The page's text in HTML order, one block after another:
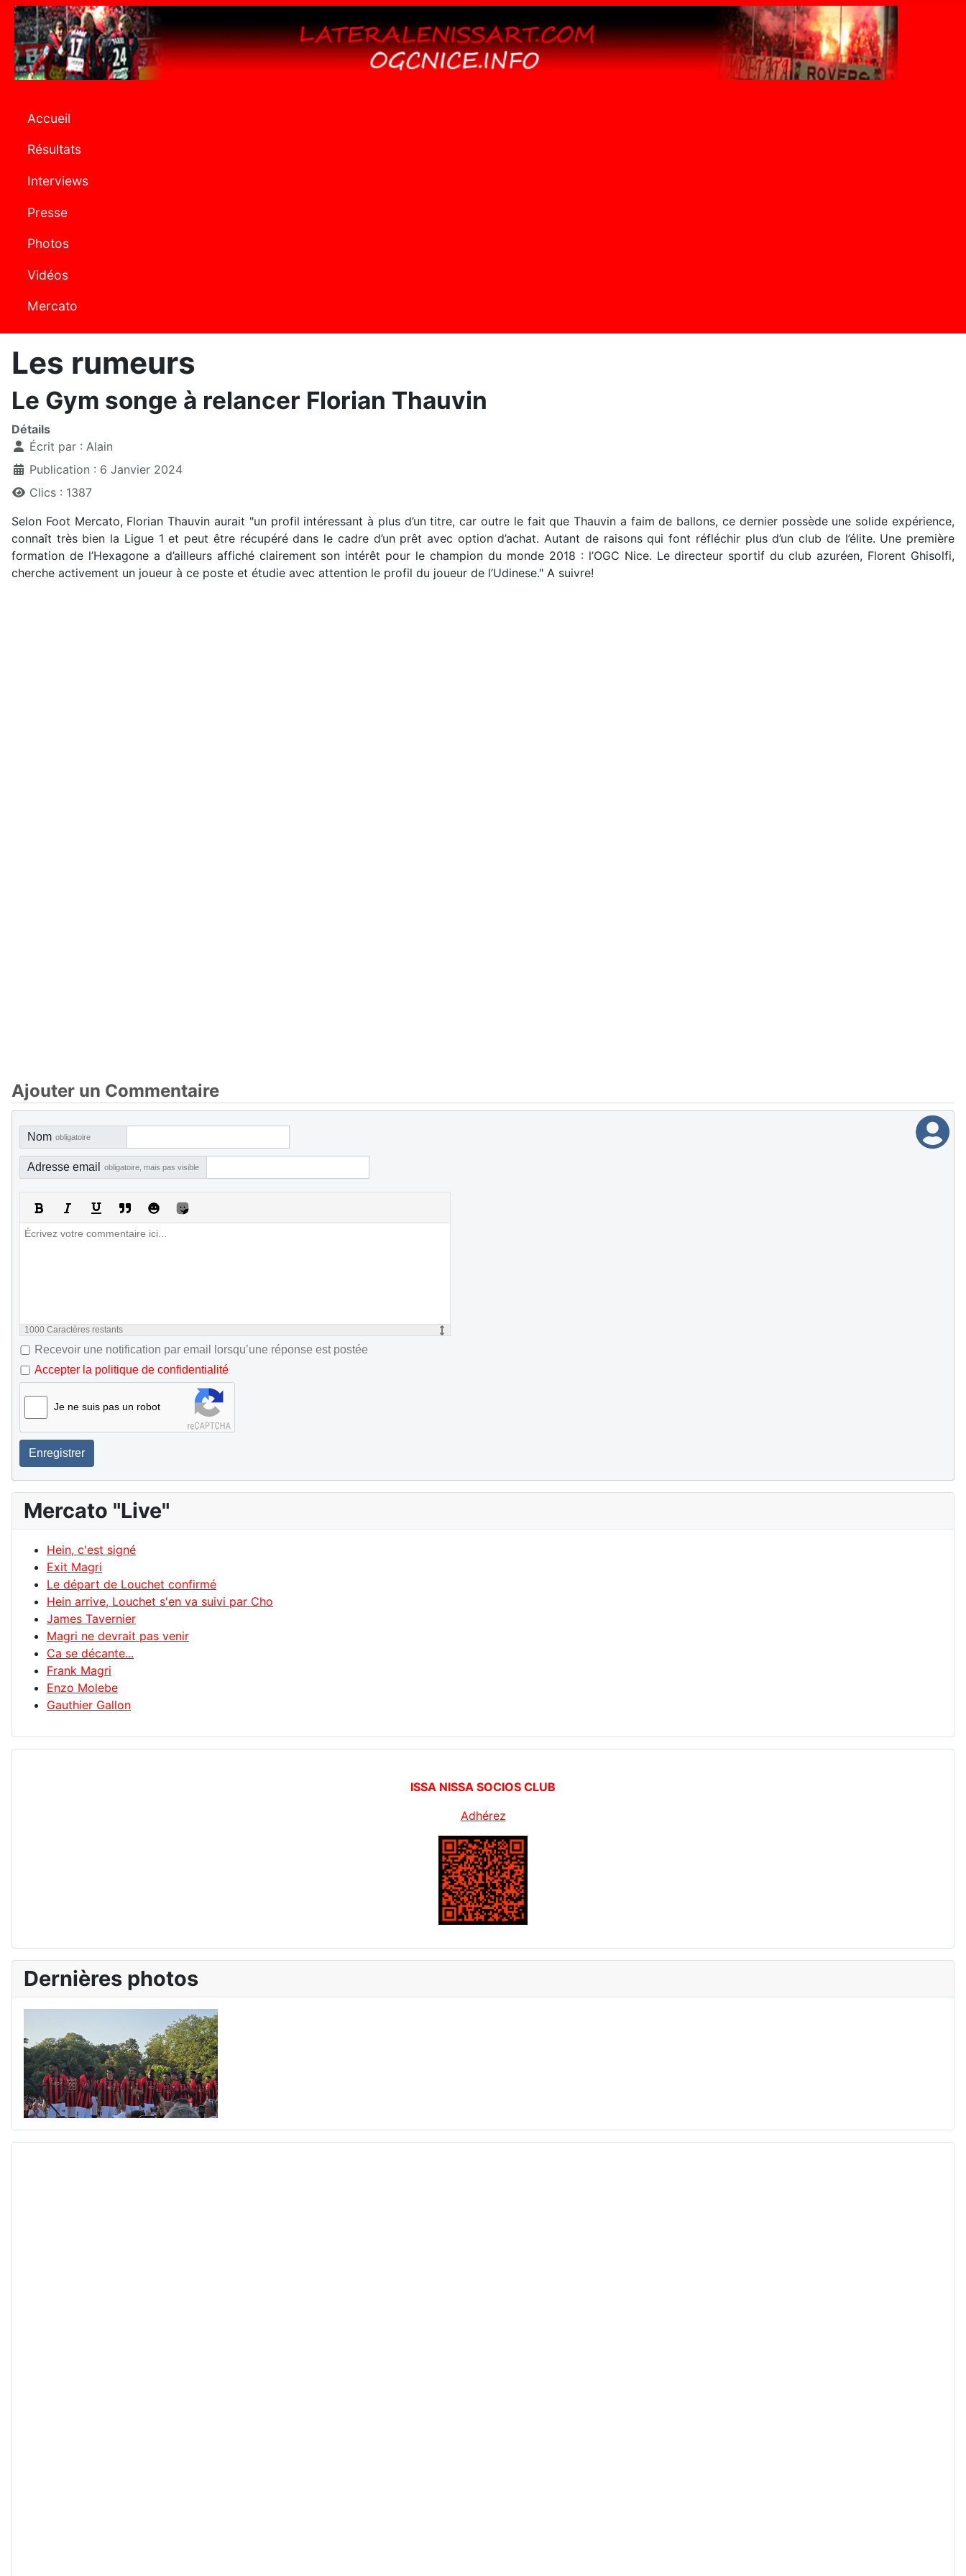
Accueil
Résultats
Interviews
Presse
Photos
Vidéos
Mercato
Les rumeurs
Le Gym songe à relancer Florian Thauvin
Détails
Écrit par : Alain
Publication : 6 Janvier 2024
Clics : 1387
Selon Foot Mercato, Florian Thauvin aurait "un profil intéressant à plus d’un titre, car outre le fait que Thauvin a faim de ballons, ce dernier possède une solide expérience,
connaît très bien la Ligue 1 et peut être récupéré dans le cadre d’un prêt avec option d’achat. Autant de raisons qui font réfléchir plus d’un club de l’élite. Une première
formation de l’Hexagone a d’ailleurs affiché clairement son intérêt pour le champion du monde 2018 : l’OGC Nice. Le directeur sportif du club azuréen, Florent Ghisolfi,
cherche activement un joueur à ce poste et étudie avec attention le profil du joueur de l’Udinese." A suivre!
Ajouter un Commentaire
Nom obligatoire
Adresse email obligatoire, mais pas visible
1000 Caractères restants
Recevoir une notification par email lorsqu’une réponse est postée
Accepter la politique de confidentialité
Je ne suis pas un robot
Enregistrer
Mercato "Live"
Hein, c'est signé
Exit Magri
Le départ de Louchet confirmé
Hein arrive, Louchet s'en va suivi par Cho
James Tavernier
Magri ne devrait pas venir
Ca se décante...
Frank Magri
Enzo Molebe
Gauthier Gallon
ISSA NISSA SOCIOS CLUB
Adhérez
Dernières photos